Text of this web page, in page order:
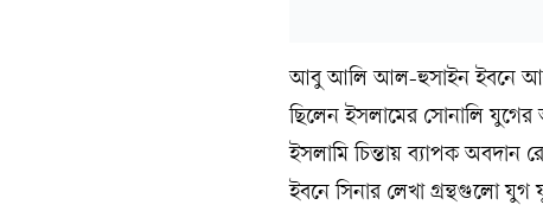
আবু আলি আল-হুসাইন ইবনে
ছিলেন ইসলামের সোনালি যুগের
ইসলামি চিন্তায় ব্যাপক অবদান
ইবনে সিনার লেখা গ্রন্থগুলো যুগ